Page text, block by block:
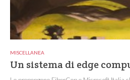
MISCELLANEA
Un sistema di edge